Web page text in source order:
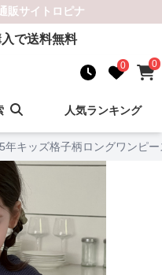
販サイト ロピナ
で送料無料
0 0
人気ランキング
年キッズ格子柄ロングワンピ